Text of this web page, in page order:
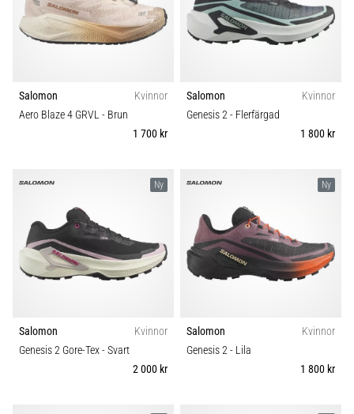
Salomon
Kvinnor
Aero Blaze 4 GRVL - Brun
1 700 kr
Salomon
Kvinnor
Genesis 2- Flerfärgad
1 800 kr
Ny
Salomon
Kvinnor
Genesis 2 Gore-Tex- Svart
2 000 kr
Ny
Salomon
Kvinnor
Genesis 2- Lila
1 800 kr